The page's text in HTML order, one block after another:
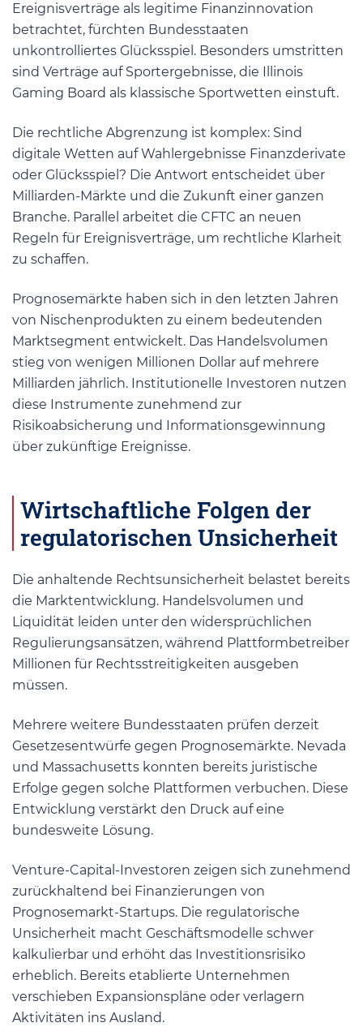
Ereignisverträge als legitime Finanzinnovation
betrachtet, fürchten Bundesstaaten
unkontrolliertes Glücksspiel. Besonders umstritten
sind Verträge auf Sportergebnisse, die Illinois
Gaming Board als klassische Sportwetten einstuft.
Die rechtliche Abgrenzung ist komplex: Sind
digitale Wetten auf Wahlergebnisse Finanzderivate
oder Glücksspiel? Die Antwort entscheidet über
Milliarden-Märkte und die Zukunft einer ganzen
Branche. Parallel arbeitet die CFTC an neuen
Regeln für Ereignisverträge, um rechtliche Klarheit
zu schaffen.
Prognosemärkte haben sich in den letzten Jahren
von Nischenprodukten zu einem bedeutenden
Marktsegment entwickelt. Das Handelsvolumen
stieg von wenigen Millionen Dollar auf mehrere
Milliarden jährlich. Institutionelle Investoren nutzen
diese Instrumente zunehmend zur
Risikoabsicherung und Informationsgewinnung
über zukünftige Ereignisse.
Wirtschaftliche Folgen der
regulatorischen Unsicherheit
Die anhaltende Rechtsunsicherheit belastet bereits
die Marktentwicklung. Handelsvolumen und
Liquidität leiden unter den widersprüchlichen
Regulierungsansätzen, während Plattformbetreiber
Millionen für Rechtsstreitigkeiten ausgeben
müssen.
Mehrere weitere Bundesstaaten prüfen derzeit
Gesetzesentwürfe gegen Prognosemärkte. Nevada
und Massachusetts konnten bereits juristische
Erfolge gegen solche Plattformen verbuchen. Diese
Entwicklung verstärkt den Druck auf eine
bundesweite Lösung.
Venture-Capital-Investoren zeigen sich zunehmend
zurückhaltend bei Finanzierungen von
Prognosemarkt-Startups. Die regulatorische
Unsicherheit macht Geschäftsmodelle schwer
kalkulierbar und erhöht das Investitionsrisiko
erheblich. Bereits etablierte Unternehmen
verschieben Expansionspläne oder verlagern
Aktivitäten ins Ausland.